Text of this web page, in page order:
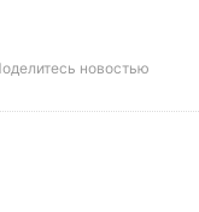
новостью